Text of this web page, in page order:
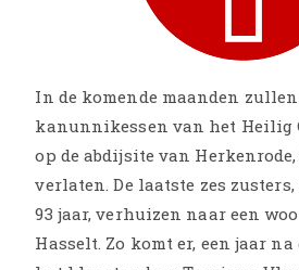
In de komende maanden
kanunnikessen van het Heilig
op de abdijsite van
verlaten. De laatste zes
93 jaar, verhuizen naar een
Hasselt. Zo komt er, een jaar